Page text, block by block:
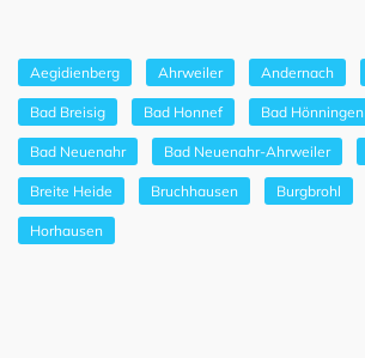
Aegidienberg Ahrweiler Andernach
Bad Breisig Bad Honnef Bad Hönningen
Bad Neuenahr Bad Neuenahr-Ahrweiler
Breite Heide Bruchhausen Burgbrohl
Horhausen